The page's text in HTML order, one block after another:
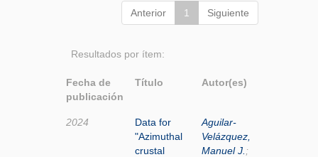
Anterior 1 Siguiente
Resultados por ítem:
Fecha de
publicación
Título Autor(es)
2024
Data for
"Azimuthal
crustal
Aguilar-
Velázquez,
Manuel J. ;